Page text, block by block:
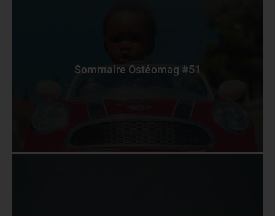
Sommaire Ostéomag #51